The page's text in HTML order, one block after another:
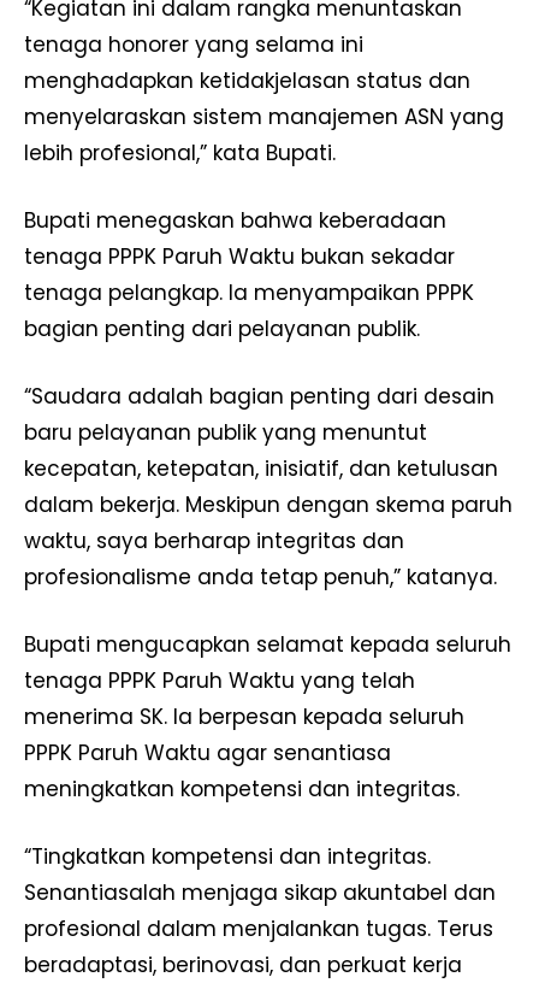
“Kegiatan ini dalam rangka menuntaskan
tenaga honorer yang selama ini
menghadapkan ketidakjelasan status dan
menyelaraskan sistem manajemen ASN yang
lebih profesional,” kata Bupati.
Bupati menegaskan bahwa keberadaan
tenaga PPPK Paruh Waktu bukan sekadar
tenaga pelangkap. Ia menyampaikan PPPK
bagian penting dari pelayanan publik.
“Saudara adalah bagian penting dari desain
baru pelayanan publik yang menuntut
kecepatan, ketepatan, inisiatif, dan ketulusan
dalam bekerja. Meskipun dengan skema paruh
waktu, saya berharap integritas dan
profesionalisme anda tetap penuh,” katanya.
Bupati mengucapkan selamat kepada seluruh
tenaga PPPK Paruh Waktu yang telah
menerima SK. Ia berpesan kepada seluruh
PPPK Paruh Waktu agar senantiasa
meningkatkan kompetensi dan integritas.
“Tingkatkan kompetensi dan integritas.
Senantiasalah menjaga sikap akuntabel dan
profesional dalam menjalankan tugas. Terus
beradaptasi, berinovasi, dan perkuat kerja